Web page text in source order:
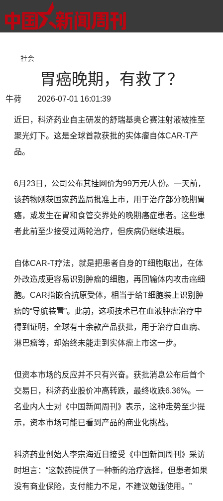
社会
胃癌晚期，有救了？
牛荷 2026-07-01 16:01:39
近日，科济药业自主研发的舒瑞基奥仑赛注射液被推至
聚光灯下。这是全球首款获批的实体瘤自体CAR-T产
品。
6月23日，公司公布其挂网价为99万元/人份。一天前，
该药物刚获国家药监局批准上市，用于治疗部分晚期胃
癌，或发生在胃和食管交界处的晚期癌症患者。这些患
者此前至少接受过两轮治疗，但疾病仍继续进展。
自体CAR-T疗法，就是把患者自身的T细胞取出，在体
外改造成更容易识别肿瘤的细胞，再回输体内攻击癌细
胞。CAR指嵌合抗原受体，相当于给T细胞装上识别肿
瘤的“导航装置”。此前，这项技术已在血液肿瘤治疗中
得到证明，全球有十余款产品获批，用于治疗白血病、
淋巴瘤等，却始终未能走到实体瘤上市这一步。
但资本市场的反应并不只有兴奋。获批消息公布后首个
交易日，科济药业股价冲高转跌，最终收跌6.36%。一
名业内人士对《中国新闻周刊》表示，这种走势至少提
示，资本市场可能已看到产品的商业化挑战。
科济药业创始人李宗海近日接受《中国新闻周刊》采访
时坦言：“这款药提供了一种新的治疗选择，但患者如果
没有商业保险，支付能力不足，不建议勉强使用。”